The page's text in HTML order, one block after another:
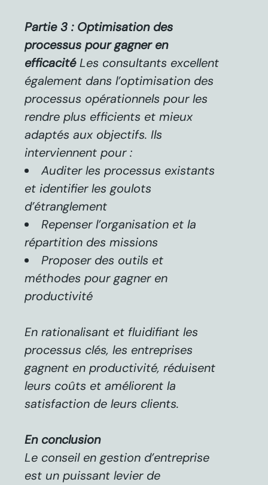
Partie 3 : Optimisation des
processus pour gagner en
efficacitéLes consultants excellent
également dans l’optimisation des
processus opérationnels pour les
rendre plus efficients et mieux
adaptés aux objectifs. Ils
interviennent pour :
Auditer les processus existants
et identifier les goulots
d’étranglement
Repenser l’organisation et la
répartition des missions
Proposer des outils et
méthodes pour gagner en
productivité
En rationalisant et fluidifiant les
processus clés, les entreprises
gagnent en productivité, réduisent
leurs coûts et améliorent la
satisfaction de leurs clients.
En conclusion
Le conseil en gestion d’entreprise
est un puissant levier de